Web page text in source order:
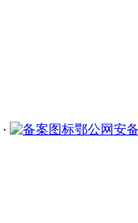
· 鄂公网安